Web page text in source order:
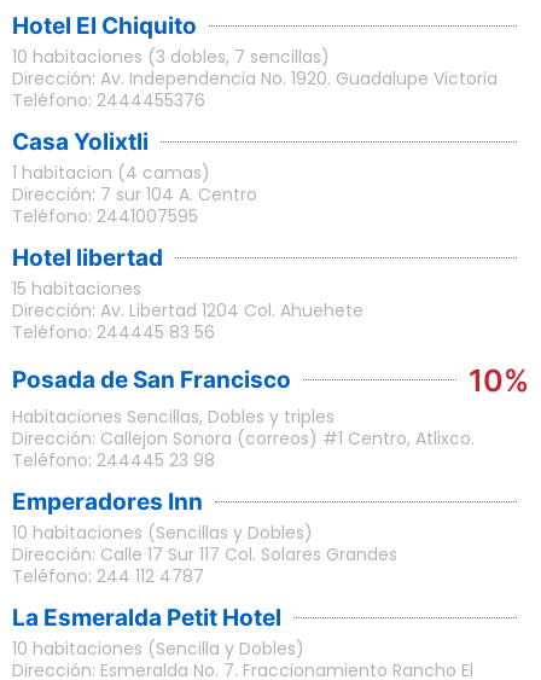
Hotel El Chiquito
10 habitaciones (3 dobles, 7 sencillas)
Dirección: Av. Independencia No. 1920. Guadalupe Victoria
Teléfono: 2444455376
Casa Yolixtli
1 habitacion (4 camas)
Dirección: 7 sur 104 A. Centro
Teléfono: 2441007595
Hotel libertad
15 habitaciones
Dirección: Av. Libertad 1204 Col. Ahuehete
Teléfono: 244445 83 56
Posada de San Francisco 10%
Habitaciones Sencillas, Dobles y triples
Dirección: Callejon Sonora (correos) #1 Centro, Atlixco.
Teléfono: 244445 23 98
Emperadores Inn
10 habitaciones (Sencillas y Dobles)
Dirección: Calle 17 Sur 117 Col. Solares Grandes
Teléfono: 244 112 4787
La Esmeralda Petit Hotel
10 habitaciones (Sencilla y Dobles)
Dirección: Esmeralda No. 7. Fraccionamiento Rancho El